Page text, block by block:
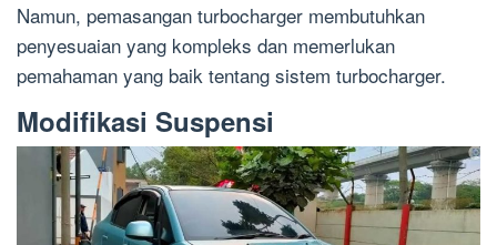
Namun, pemasangan turbocharger membutuhkan
penyesuaian yang kompleks dan memerlukan
pemahaman yang baik tentang sistem turbocharger.
Modifikasi Suspensi